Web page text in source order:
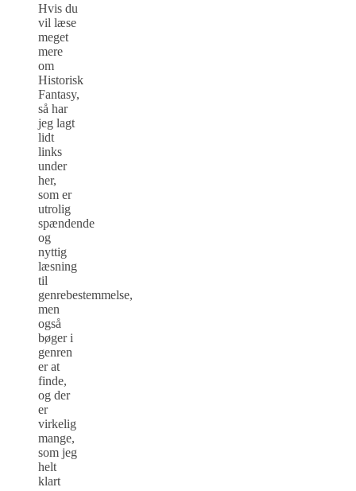
Hvis du
vil læse
meget
mere
om
Historisk
Fantasy,
så har
jeg lagt
lidt
links
under
her,
som er
utrolig
spændende
og
nyttig
læsning
til
genrebestemmelse,
men
også
bøger i
genren
er at
finde,
og der
er
virkelig
mange,
som jeg
helt
klart